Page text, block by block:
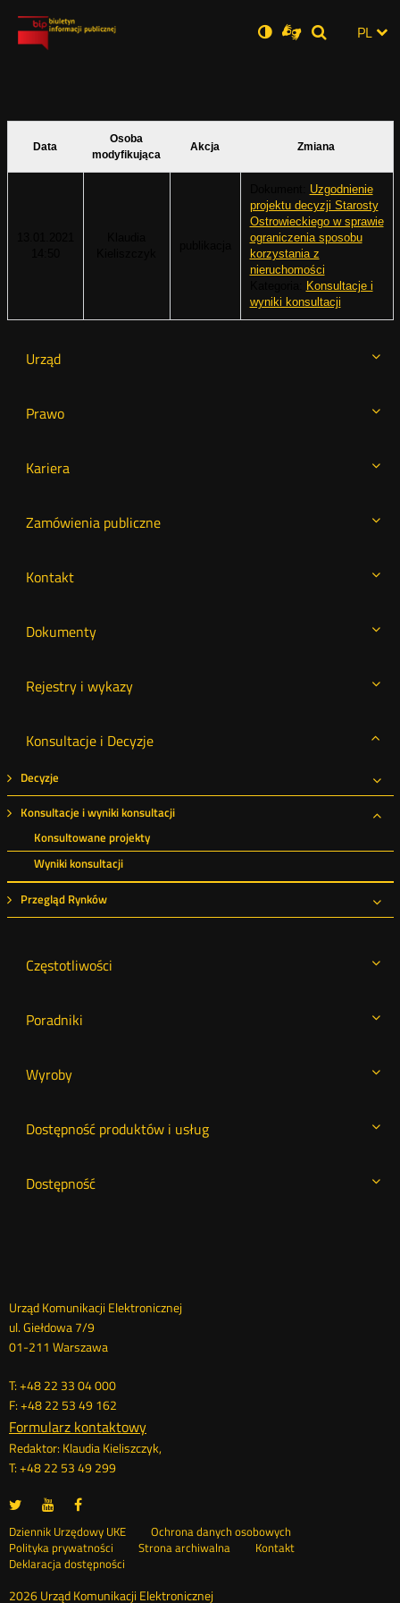
Ustawienia
Wersja
zwykła
Dla
niesłyszących
Otwórz Otwórz
Otwórz
Social PL
Urząd
Prawo
Kariera
Zamówienia publiczne
Kontakt
Dokumenty
Rejestry i wykazy
Konsultacje i Decyzje
Decyzje
Konsultacje i wyniki konsultacji
Konsultowane projekty
Wyniki konsultacji
Przegląd Rynków
Częstotliwości
Poradniki
Wyroby
Dostępność produktów i usług
Dostępność
Data
Osoba
modyfikująca
Akcja Zmiana
Uzgodnienie
projektu decyzji Starosty
Ostrowieckiego w sprawie
ograniczenia sposobu
korzystania z
nieruchomości
Konsultacje i
wyniki konsultacji
Dane
kontaktowe
Urząd Komunikacji Elektronicznej
ul. Giełdowa 7/9
01-211 Warszawa
T: +48 22 33 04 000
F: +48 22 53 49 162
Formularz kontaktowy
Redaktor: Klaudia Kieliszczyk,
T: +48 22 53 49 299
UKE
portalu
Twitter
Otwórz
nowym
oknie
UKE
portalu
Youtube
Otwórz
nowym
oknie
portalu
Facebook
nowym
oknie
Stopka
menu
Dziennik Urzędowy UKE Otwórz
Ochrona danych osobowych
Polityka prywatności
Otwórz
w
oknie
Strona archiwalna
Kontakt
Deklaracja dostępności
2026 Urząd Komunikacji Elektronicznej